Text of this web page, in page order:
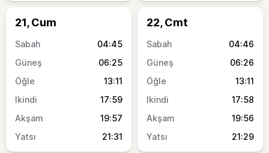
21, Cum
04:45
06:25
13:11
17:59
19:57
21:31
22, Cmt
04:46
06:26
13:11
17:58
19:56
21:29